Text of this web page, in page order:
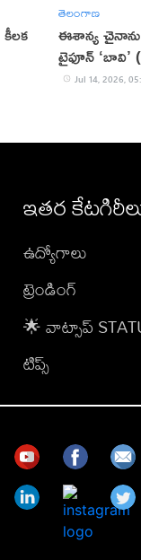
కీలక
తెలంగాణ
ఈశాన్య చైనాను
టైఫూన్‌ ‘బావి’
Jul 14, 2026,
ఇతర
ఉద్యోగాలు
ట్రెండింగ్
🌟 వాట్సాప్
టిప్స్